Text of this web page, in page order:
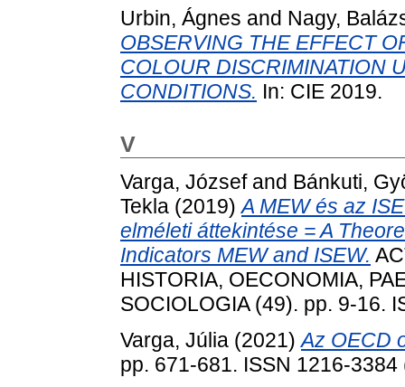
Urbin, Ágnes and Nagy,
OBSERVING THE EFFECT
COLOUR DISCRIMINATION
CONDITIONS. In: CIE 2019.
V
Varga, Józsefand Bánkuti,
Tekla (2019)A MEW és az
elméleti áttekintése = A
Indicators MEW and ISEW.
HISTORIA, OECONOMIA,
SOCIOLOGIA (49). pp. 9-16.
Varga, Júlia (2021)Az OECD
pp. 671-681. ISSN 1216-